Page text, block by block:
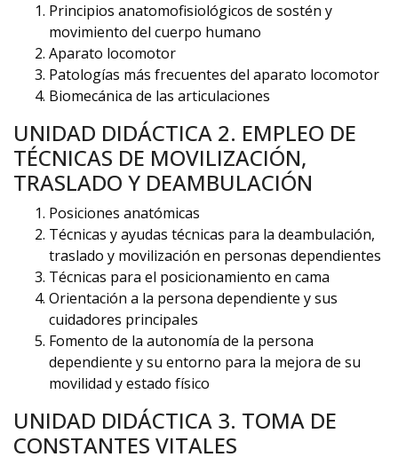
Principios anatomofisiológicos de sostén y
movimiento del cuerpo humano
Aparato locomotor
Patologías más frecuentes del aparato locomotor
Biomecánica de las articulaciones
UNIDAD DIDÁCTICA 2. EMPLEO DE
TÉCNICAS DE MOVILIZACIÓN,
TRASLADO Y DEAMBULACIÓN
Posiciones anatómicas
Técnicas y ayudas técnicas para la deambulación,
traslado y movilización en personas dependientes
Técnicas para el posicionamiento en cama
Orientación a la persona dependiente y sus
cuidadores principales
Fomento de la autonomía de la persona
dependiente y su entorno para la mejora de su
movilidad y estado físico
UNIDAD DIDÁCTICA 3. TOMA DE
CONSTANTES VITALES